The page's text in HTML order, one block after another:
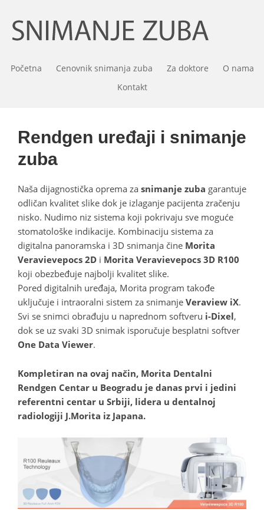
Početna Cenovnik snimanja zuba Za doktore
O nama
Kontakt
Rendgen uređaji i snimanje
zuba
Naša dijagnostička oprema za snimanje zuba garantuje
odličan kvalitet slike dok je izlaganje pacijenta zračenju
nisko. Nudimo niz sistema koji pokrivaju sve moguće
stomatološke indikacije. Kombinaciju sistema za
digitalna panoramska i 3D snimanja čine Morita
Veravievepocs 2D i Morita Veravievepocs 3D R100
koji obezbeđuje najbolji kvalitet slike.
Pored digitalnih uređaja, Morita program takođe
uključuje i intraoralni sistem za snimanje Veraview iX.
Svi se snimci obrađuju u naprednom softveru i-Dixel,
dok se uz svaki 3D snimak isporučuje besplatni softver
One Data Viewer.
Kompletiran na ovaj način, Morita Dentalni
Rendgen Centar u Beogradu je danas prvi i jedini
referentni centar u Srbiji, lidera u dentalnoj
radiologiji J.Morita iz Japana.